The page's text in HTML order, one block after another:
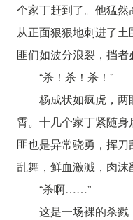
个家丁赶到了。他猛
从正面狠狠地刺进了
匪们如波分浪裂，挡者
“杀！杀！杀！”
杨成状如疯虎，
霄。十几个家丁紧随
匪也是异常骁勇，挥
乱舞，鲜血激溅，肉沫
“杀啊……”
这是一场裸的杀